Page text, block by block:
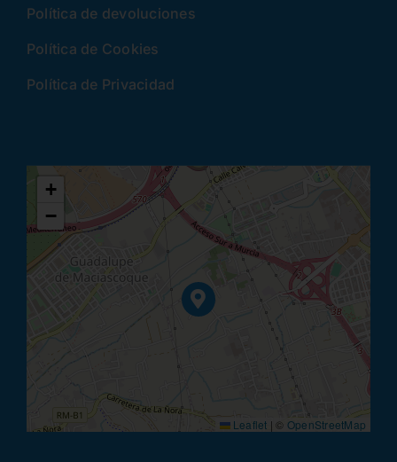
Política de devoluciones
Política de Cookies
Política de Privacidad
+
−
Leaflet | © OpenStreetMap